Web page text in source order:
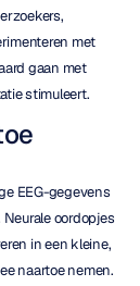
met
gaan met
stimuleert.
EEG-gegevens
oordopjes
in een kleine,
naartoe nemen.